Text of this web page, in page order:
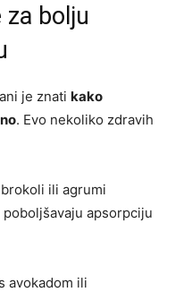
za bolju
je znati kako
. Evo nekoliko zdravih
ili agrumi
apsorpciju
avokadom ili